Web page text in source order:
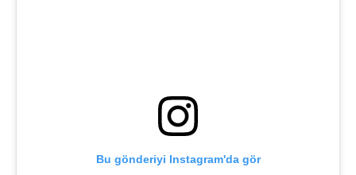
Bu gönderiyi Instagram'da gör